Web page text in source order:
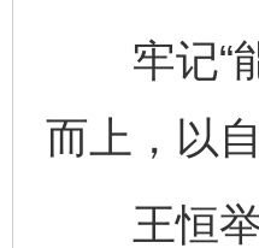
牢记“能
而上，以
王恒举